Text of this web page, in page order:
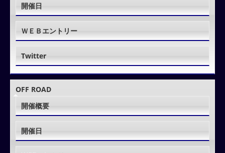
開催日
ＷＥＢエントリー
Twitter
OFF ROAD
開催概要
開催日